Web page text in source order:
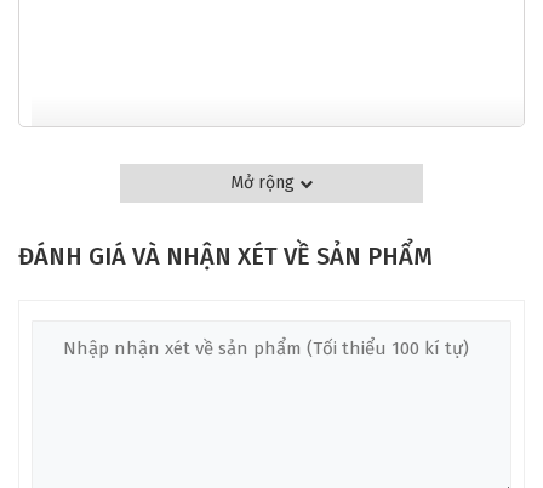
Mở rộng
ĐÁNH GIÁ VÀ NHẬN XÉT VỀ SẢN PHẨM